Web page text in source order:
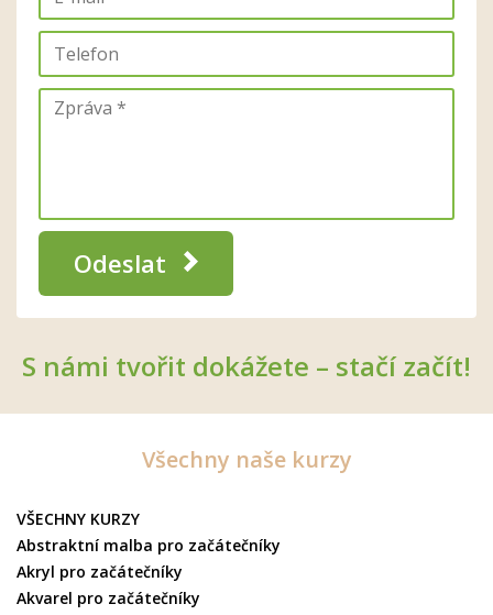
Odeslat
S námi tvořit dokážete – stačí začít!
Všechny naše kurzy
VŠECHNY KURZY
Abstraktní malba pro začátečníky
Akryl pro začátečníky
Akvarel pro začátečníky